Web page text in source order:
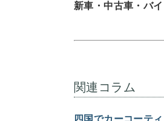
新車・中古車・バ
関連コラム
四国でカーコーテ